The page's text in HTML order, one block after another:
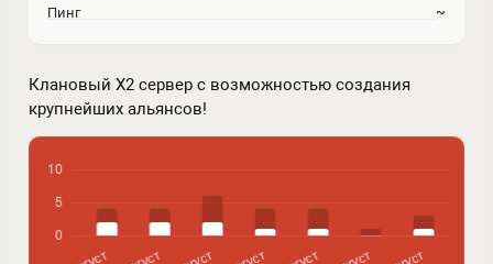
Клановый Х2 сервер с возможностью создания
крупнейших альянсов!
Пинг ~